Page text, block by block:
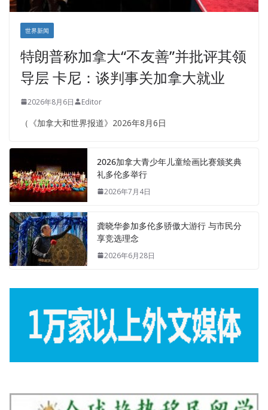
世界新闻
特朗普称加拿大“不友善”并批评其领
导层 卡尼：谈判事关加拿大就业
2026年8月6日 Editor
（《加拿大和世界报道》2026年8月6日
2026加拿大青少年儿童绘画比赛颁奖典
礼多伦多举行
2026年7月4日
龚晓华参加多伦多骄傲大游行 与市民分
享竞选理念
2026年6月28日